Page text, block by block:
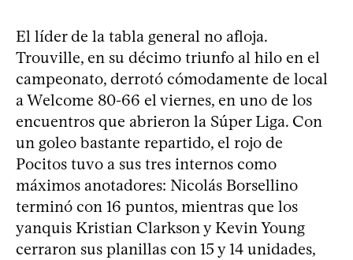
El líder de la tabla general no afloja.
Trouville, en su décimo triunfo al hilo en el
campeonato, derrotó cómodamente de local
a Welcome 80-66 el viernes, en uno de los
encuentros que abrieron la Súper Liga. Con
un goleo bastante repartido, el rojo de
Pocitos tuvo a sus tres internos como
máximos anotadores: Nicolás Borsellino
terminó con 16 puntos, mientras que los
yanquis Kristian Clarkson y Kevin Young
cerraron sus planillas con 15 y 14 unidades,